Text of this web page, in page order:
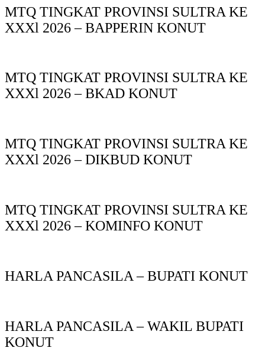
MTQ TINGKAT PROVINSI SULTRA KE
XXXl 2026 – BAPPERIN KONUT
MTQ TINGKAT PROVINSI SULTRA KE
XXXl 2026 – BKAD KONUT
MTQ TINGKAT PROVINSI SULTRA KE
XXXl 2026 – DIKBUD KONUT
MTQ TINGKAT PROVINSI SULTRA KE
XXXl 2026 – KOMINFO KONUT
HARLA PANCASILA – BUPATI KONUT
HARLA PANCASILA – WAKIL BUPATI
KONUT